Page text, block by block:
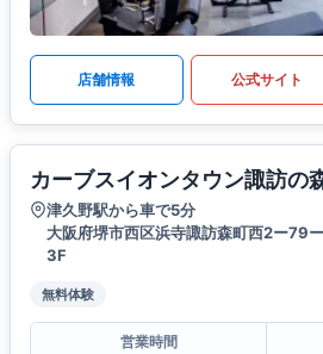
店舗情報 公式サイト
カーブスイオンタウン諏訪の
津久野駅から車で5分
大阪府堺市西区浜寺諏訪森町西2ー79
3F
無料体験
営業時間